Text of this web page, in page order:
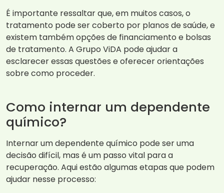
É importante ressaltar que, em muitos casos, o
tratamento pode ser coberto por planos de saúde, e
existem também opções de financiamento e bolsas
de tratamento. A Grupo ViDA pode ajudar a
esclarecer essas questões e oferecer orientações
sobre como proceder.
Como internar um dependente
químico?
Internar um dependente químico pode ser uma
decisão difícil, mas é um passo vital para a
recuperação. Aqui estão algumas etapas que podem
ajudar nesse processo: